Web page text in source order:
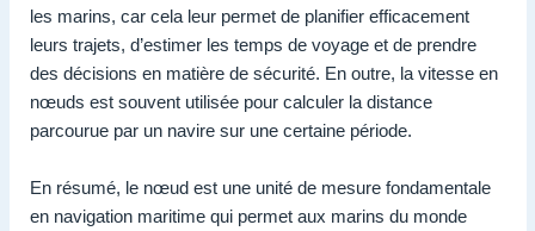
les marins, car cela leur permet de planifier efficacement
leurs trajets, d’estimer les temps de voyage et de prendre
des décisions en matière de sécurité. En outre, la vitesse en
nœuds est souvent utilisée pour calculer la distance
parcourue par un navire sur une certaine période.
En résumé, le nœud est une unité de mesure fondamentale
en navigation maritime qui permet aux marins du monde